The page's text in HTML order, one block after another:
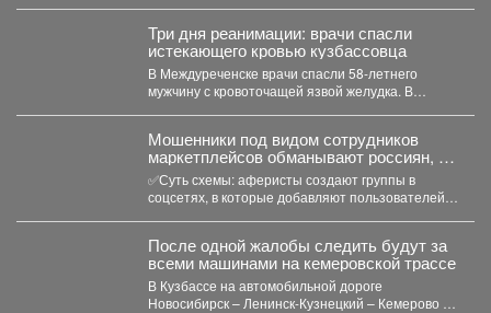
Три дня реанимации: врачи спасли
истекающего кровью кузбассовца
В Междуреченске врачи спасли 58-летнего
мужчину с кровоточащей язвой желудка. В
‍Мошенники под видом сотрудников
маркетплейсов обманывают россиян, у
которых скоро день рождения.
✅Суть схемы: аферисты создают группы в
соцсетях, в которые добавляют пользователей в
После одной жалобы следить будут за
всеми машинами на кемеровской трассе
В Кузбассе на автомобильной дороге
Новосибирск – Ленинск-Кузнецкий – Кемерово –